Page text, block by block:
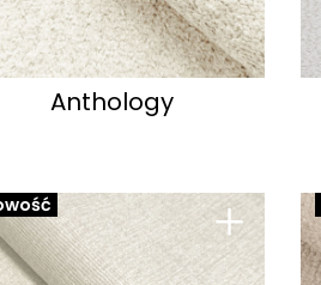
Anthology
+